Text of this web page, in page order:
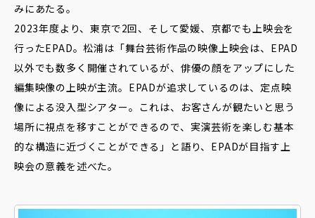
みにあたる。
2023年度より、東京で2回、そして愛媛、京都でも上映会を
行ったEPAD。松浦は「舞台芸術作品の映像上映会は、EPAD
以外でも数多く開催されているが、俳優の顔をアップにした
編集映像の上映が主流。EPADが追求しているのは、定点映
像による没入型シアター。これは、お客さんが観たいと思う
場所に視点を移すことができるので、実演芸術を楽しむ基本
的な構造に近づくことができる」と語り、EPADが目指す上
映会の意義を述べた。